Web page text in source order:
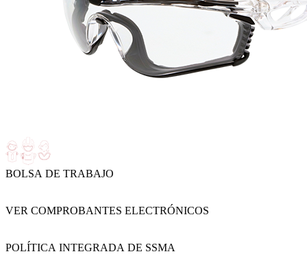
BOLSA DE TRABAJO
VER COMPROBANTES ELECTRÓNICOS
POLÍTICA INTEGRADA DE SSMA